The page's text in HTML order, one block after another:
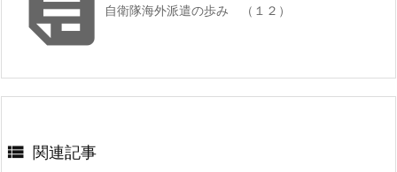
自衛隊海外派遣の歩み （１２）
 関連記事